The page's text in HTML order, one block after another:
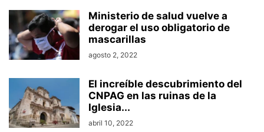
Ministerio de salud vuelve a
derogar el uso obligatorio de
mascarillas
agosto 2, 2022
El increíble descubrimiento del
CNPAG en las ruinas de la
Iglesia...
abril 10, 2022